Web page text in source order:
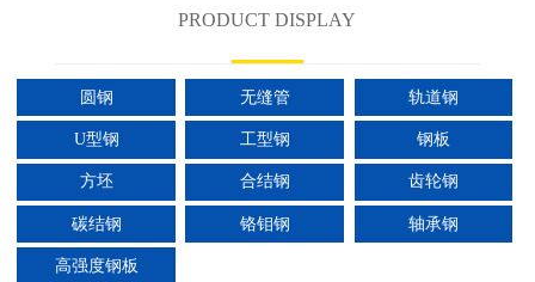
PRODUCT DISPLAY
圆钢 无缝管 轨道钢
U型钢 工型钢 钢板
方坯 合结钢 齿轮钢
碳结钢 铬钼钢 轴承钢
高强度钢板